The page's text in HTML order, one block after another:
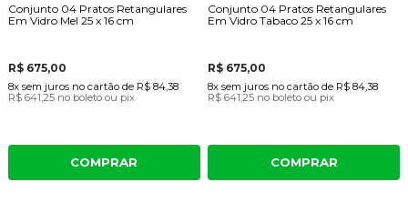
Conjunto 04 Pratos Retangulares
Em Vidro Mel 25 x 16 cm
R$ 675,00
8x sem juros no cartãode R$ 84,38
R$ 641,25 no boleto ou pix
COMPRAR
Conjunto 04 Pratos Retangulares
Em Vidro Tabaco 25 x 16 cm
R$ 675,00
8x sem juros no cartão de R$ 84,38
R$ 641,25 no boleto ou pix
COMPRAR